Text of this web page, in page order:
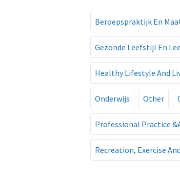
Beroepspraktijk En
Gezonde Leefstijl En
Healthy Lifestyle And
Onderwijs Other
Professional Practice
Recreation, Exercise